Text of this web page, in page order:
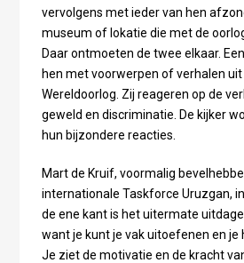
vervolgens met ieder van hen
museum of lokatie die met de
Daar ontmoeten de twee elkaar.
hen met voorwerpen of verhalen
Wereldoorlog. Zij reageren op de
geweld en discriminatie. De kijker
hun bijzondere reacties.
Mart de Kruif, voormalig
internationale Taskforce Uruzgan,
de ene kant is het uitermate
want je kunt je vak uitoefenen en je
Je ziet de motivatie en de kracht